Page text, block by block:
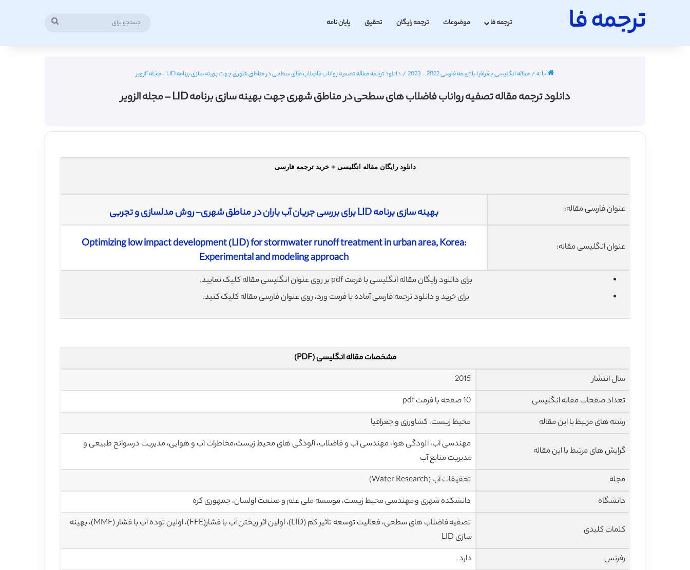
ترجمه فا ترجمه فا موضوعات ترجمه رایگان تحقیق پایان نامه
خانه/مقاله انگلیسی جغرافیا با ترجمه فارسی 2022 - 2023 / دانلود ترجمه مقاله تصفیه رواناب فاضلاب های سطحی در مناطق شهری جهت بهینه سازی برنامه LID – مجله الزویر
دانلود ترجمه مقاله تصفیه رواناب فاضلاب های سطحی در مناطق شهری جهت بهینه سازی برنامه LID – مجله الزویر
دانلود رایگان مقاله انگلیسی + خرید ترجمه فارسی
عنوان فارسی مقاله: بهینه سازی برنامه LID برای بررسی جریان آب باران در مناطق شهری- روش مدلسازی و تجربی
عنوان انگلیسی مقاله:
Optimizing low impact development (LID) for stormwater runoff treatment in urban area, Korea:
Experimental and modeling approach
برای دانلود رایگان مقاله انگلیسی با فرمت pdf بر روی عنوان انگلیسی مقاله کلیک نمایید.
برای خرید و دانلود ترجمه فارسی آماده با فرمت ورد، روی عنوان فارسی مقاله کلیک کنید.
مشخصات مقاله انگلیسی (PDF)
سال انتشار
تعداد صفحات مقاله انگلیسی
رشته های مرتبط با این مقاله
محیط زیست، کشاورزی و جغرافیا
گرایش های مرتبط با این مقاله
مهندسی آب، آلودگی هوا، مهندسی آب و فاضلاب، آلودگی های محیط زیست،مخاطرات آب و هوایی، مدیریت درسوانح طبیعی و
مدیریت منابع آب
مجله
تحقیقات آب (Water Research)
دانشگاه
دانشکده شهری و مهندسی محیط زیست، موسسه ملی علم و صنعت اولسان، جمهوری کره
کلمات کلیدی
تصفیه فاضلاب های سطحی، فعالیت توسعه تاثیر کم (LID)، اولین اثر ریختن آب با فشار(FFE)، اولین توده آب با فشار (MMF)، بهینه
سازی LID
رفرنس
دارد